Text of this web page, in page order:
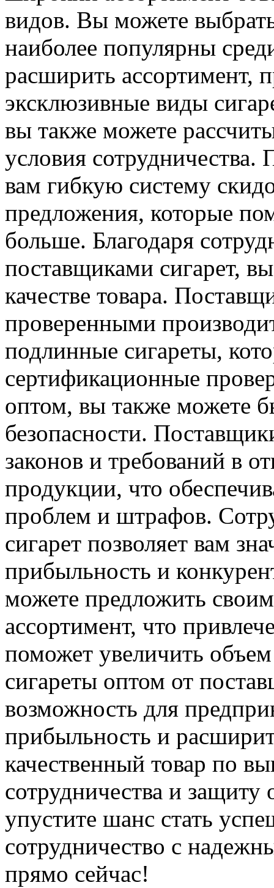
видов. Вы можете
наиболее популярны
расширить ассортимент,
эксклюзивные виды
вы также можете
условия
вам гибкую систему
предложения, которые
больше. Благодаря
поставщиками сигарет,
качестве товара.
проверенными
подлинные сигареты,
сертификационные
оптом, вы также можете
безопасности.
законов и требований в
продукции, что
проблем и штрафов.
сигарет позволяет вам
прибыльность и
можете предложить
ассортимент, что
поможет увеличить
сигареты оптом от
возможность для
прибыльность и
качественный товар по
сотрудничества и
упустите шанс стать
сотрудничество с
прямо сейчас!